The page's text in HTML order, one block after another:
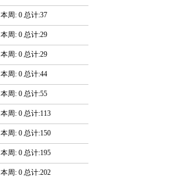
本周: 0 总计:37
本周: 0 总计:29
本周: 0 总计:29
本周: 0 总计:44
本周: 0 总计:55
本周: 0 总计:113
本周: 0 总计:150
本周: 0 总计:195
本周: 0 总计:202